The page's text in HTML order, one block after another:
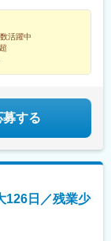
県：熊本■福岡県：
拠点もございま
望エリア内）での
全面禁煙★全国に拠
拠点を超えて相談
子駅、三鷹駅、府
駅、新横浜駅、関
、二俣川駅、本厚
知県)、名鉄名古屋
(愛知県)、八事駅、
駅、西中島南方駅、
宮駅(京都府)、京都
王子駅、府中競馬
根駅、名鉄一宮
活躍中
募する
126日／残業少